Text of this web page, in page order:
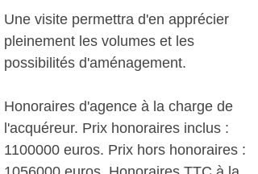
Une visite permettra d'en apprécier
pleinement les volumes et les
possibilités d'aménagement.
Honoraires d'agence à la charge de
l'acquéreur. Prix honoraires inclus :
1100000 euros. Prix hors honoraires :